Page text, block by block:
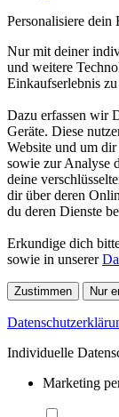
Personalisiere dein
Nur mit deiner
und weitere
Einkaufserlebnis
Dazu erfassen wir
Geräte. Diese
Website und um
sowie zur Analyse
deine
dir über deren
du deren Dienste
Erkundige dich
sowie in unserer
Zustimmen Nur
Individuelle
Marketing